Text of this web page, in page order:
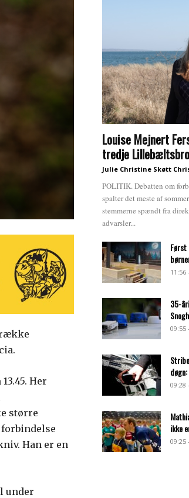
Her
større
forbindelse
Han er en
under
Louise Mejnert
tredje
Julie Christine Skøtt
POLITIK. Debatten om
spalter det meste af
stemmerne spændt fra
advarsler...
Først
11:56
35-
09:55
09:28
ikke
09:25